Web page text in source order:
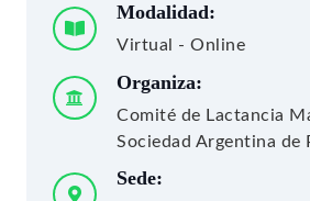
Modalidad:
Virtual - Online
Organiza:
Comité de Lactancia
Sociedad Argentina de
Sede: